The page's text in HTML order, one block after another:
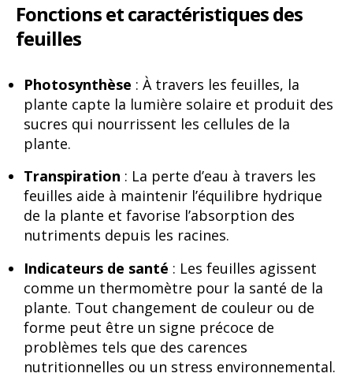
Fonctions et caractéristiques des
feuilles
Photosynthèse : À travers les feuilles, la
plante capte la lumière solaire et produit des
sucres qui nourrissent les cellules de la
plante.
Transpiration : La perte d’eau à travers les
feuilles aide à maintenir l’équilibre hydrique
de la plante et favorise l’absorption des
nutriments depuis les racines.
Indicateurs de santé : Les feuilles agissent
comme un thermomètre pour la santé de la
plante. Tout changement de couleur ou de
forme peut être un signe précoce de
problèmes tels que des carences
nutritionnelles ou un stress environnemental.